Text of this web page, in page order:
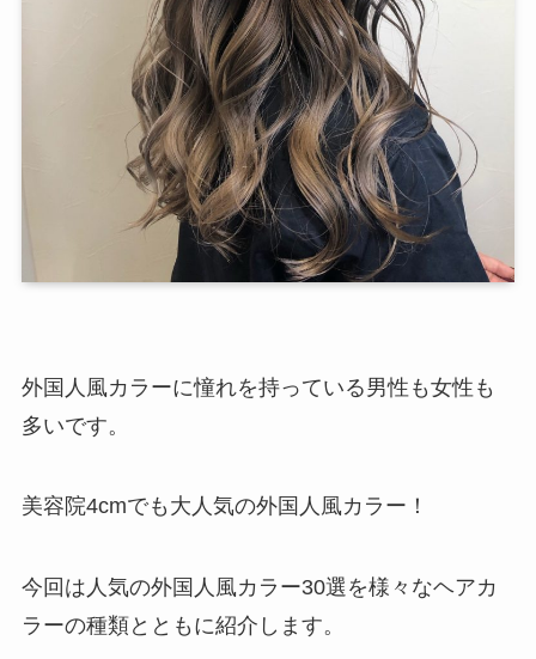
外国人風カラーに憧れを持っている男性も女性も
多いです。
美容院4cmでも大人気の外国人風カラー！
今回は人気の外国人風カラー30選を様々なヘアカ
ラーの種類とともに紹介します。